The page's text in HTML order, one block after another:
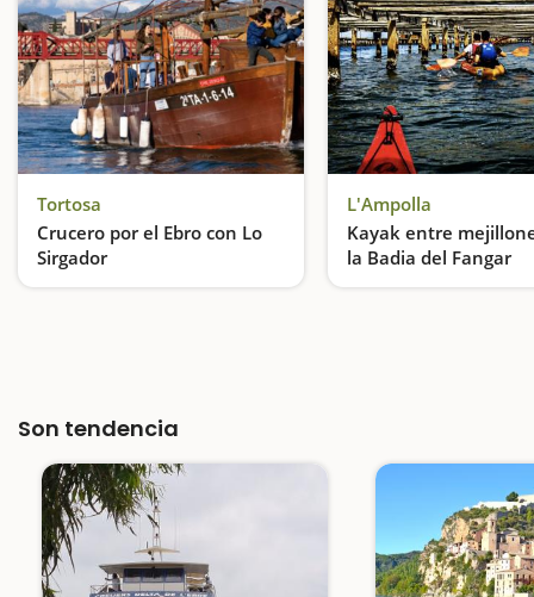
Tortosa
Crucero por el Ebro con Lo
Sirgador
Además de navegar por el Ebro, podremos conocer la catedral y disfrutar de puestas de
L'Ampolla
Kayak entre
la Badia del Fangar
Remo relajante en
Son tendencia